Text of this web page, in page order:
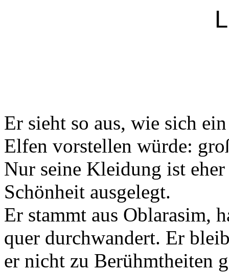
Er sieht so aus, wie sich
Elfen vorstellen würde:
Nur seine Kleidung ist
Schönheit ausgelegt.
Er stammt aus Oblarasim,
quer durchwandert. Er
er nicht zu Berühmtheiten